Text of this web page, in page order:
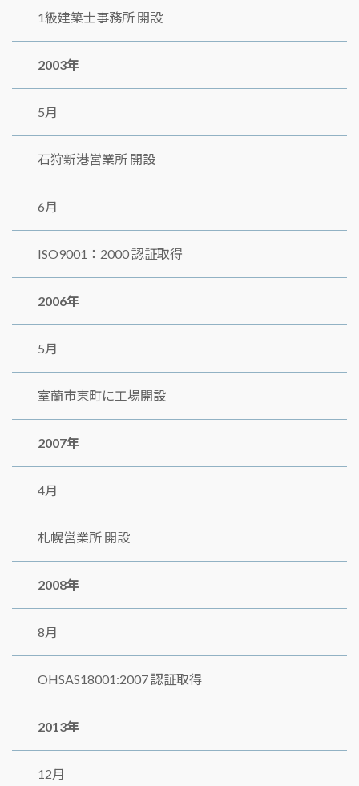
1級建築士事務所 開設
2003年
5月
石狩新港営業所 開設
6月
ISO9001：2000 認証取得
2006年
5月
室蘭市東町に工場開設
2007年
4月
札幌営業所 開設
2008年
8月
OHSAS18001:2007 認証取得
2013年
12月